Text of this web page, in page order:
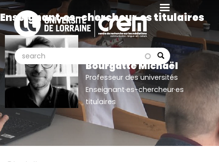
Aller
au
contenu
principal
Search
search search
Enseignant·es-chercheur·es titulaires
Bourgatte Michaël
Professeur des universités
Enseignant·es-chercheur·es
titulaires